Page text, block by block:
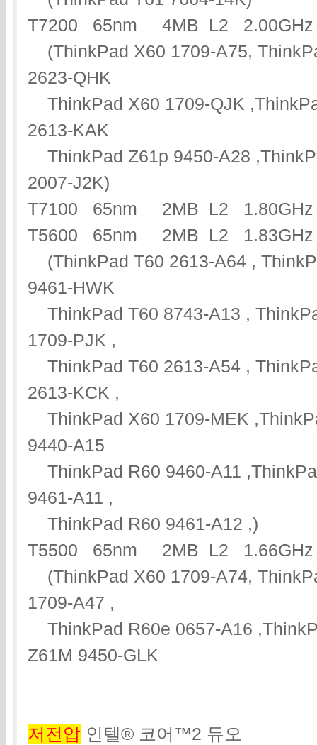
T7200 65nm 4MB L2
(ThinkPad X60 1709-A75,
2623-QHK
ThinkPad X60 1709-QJK
2613-KAK
ThinkPad Z61p 9450-A28
2007-J2K)
T7100 65nm 2MB L2
T5600 65nm 2MB L2 1.83GHz
(ThinkPad T60 2613-A64 ,
9461-HWK
ThinkPad T60 8743-A13 ,
1709-PJK ,
ThinkPad T60 2613-A54 ,
2613-KCK ,
ThinkPad X60 1709-MEK
9440-A15
ThinkPad R60 9460-A11
9461-A11 ,
ThinkPad R60 9461-A12 ,)
T5500 65nm 2MB L2 1.66GHz
(ThinkPad X60 1709-A74,
1709-A47 ,
ThinkPad R60e 0657-A16
Z61M 9450-GLK
저전압 인텔® 코어™2 듀오